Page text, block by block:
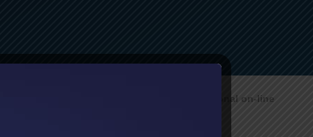
ciclo de palestras do 5° Encontro Regional on-line